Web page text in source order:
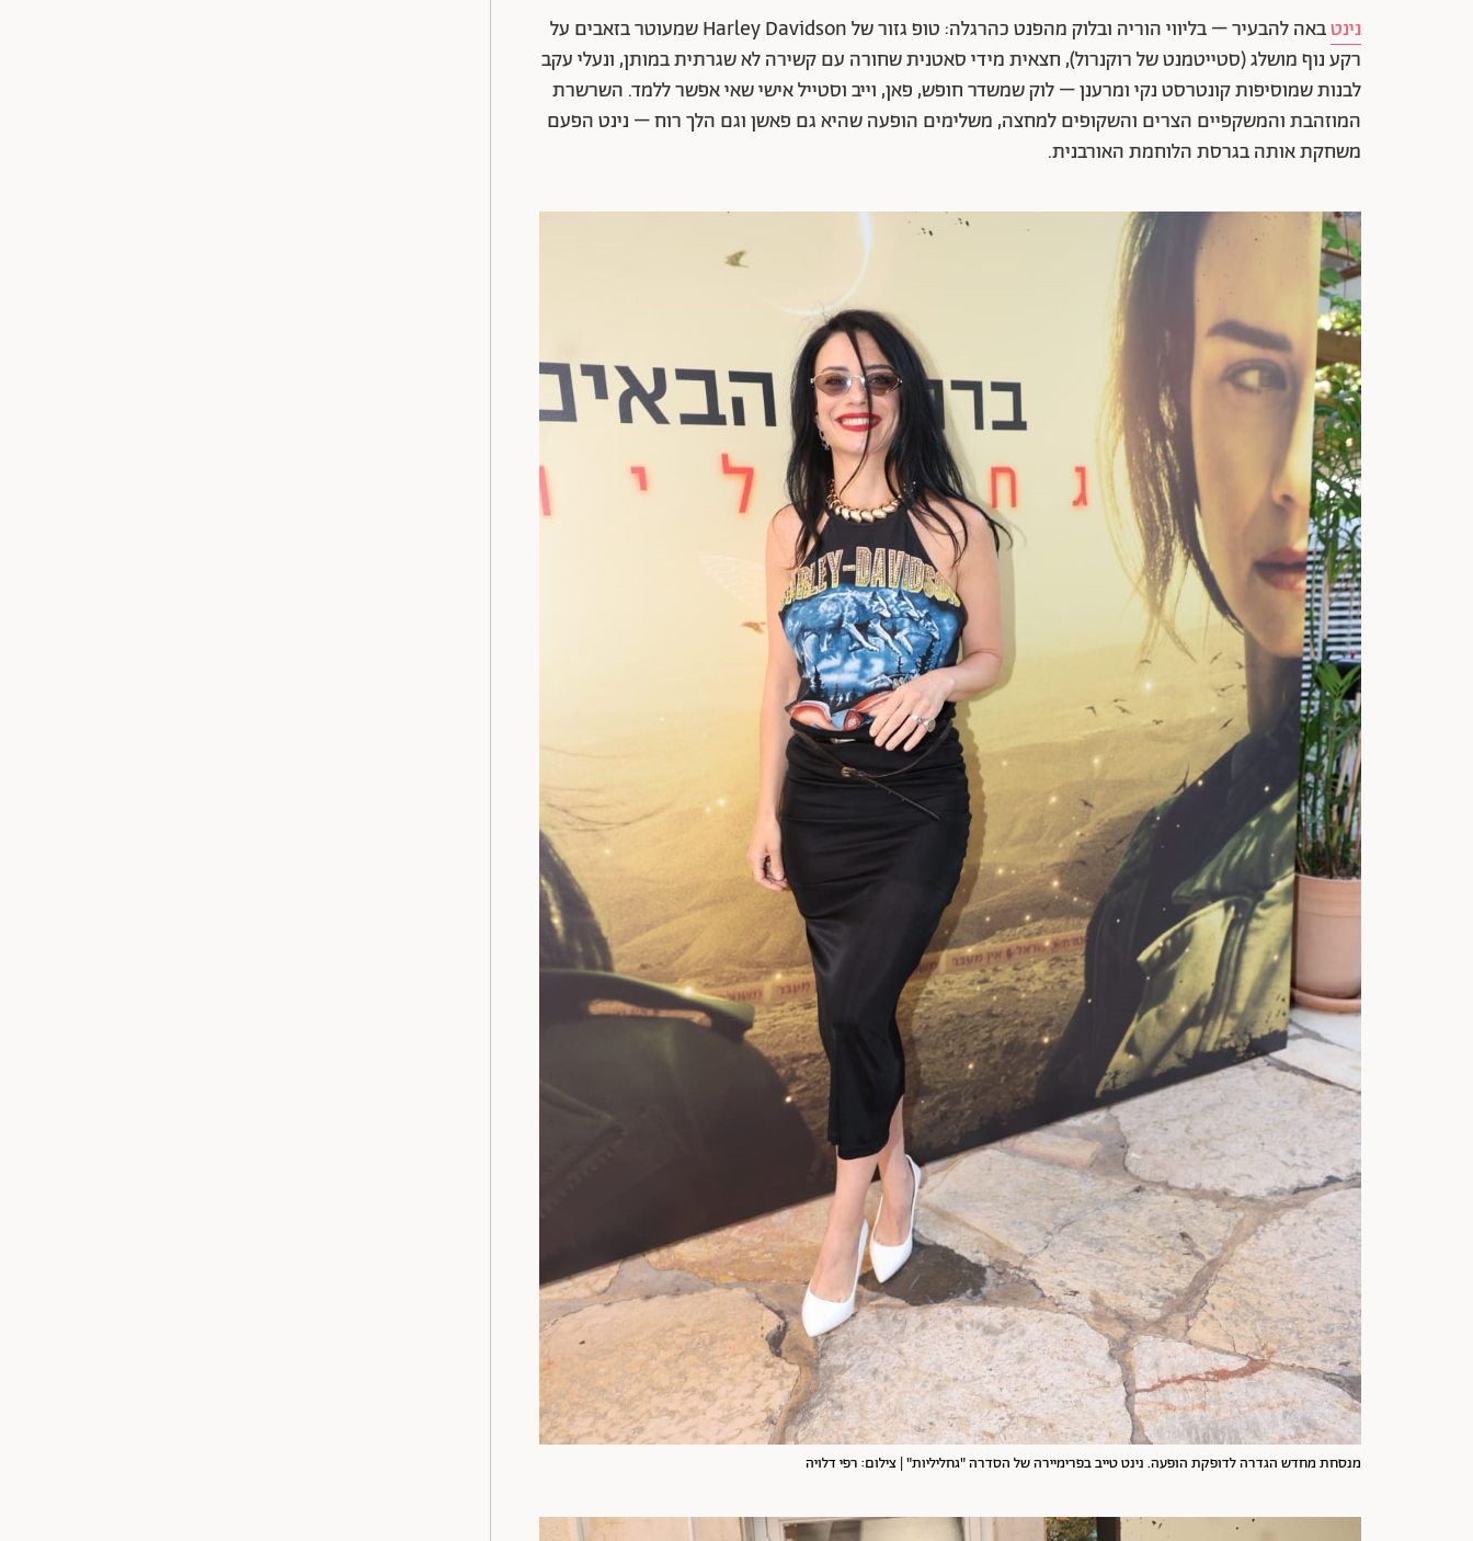
נינט
באה להבעיר – בליווי הוריה ובלוק מהפנט כהרגלה: טופ גזור של Harley Davidson שמעוטר בזאבים על
רקע נוף מושלג (סטייטמנט של רוקנרול), חצאית מידי סאטנית שחורה עם קשירה לא שגרתית במותן, ונעלי עקב
לבנות שמוסיפות קונטרסט נקי ומרענן – לוק שמשדר חופש, פאן, וייב וסטייל אישי שאי אפשר ללמד. השרשרת
המוזהבת והמשקפיים הצרים והשקופים למחצה, משלימים הופעה שהיא גם פאשן וגם הלך רוח – נינט הפעם
משחקת אותה בגרסת הלוחמת האורבנית.
מנסחת מחדש הגדרה לדופקת הופעה. נינט טייב בפרימיירה של הסדרה "גחליליות" | צילום: רפי דלויה